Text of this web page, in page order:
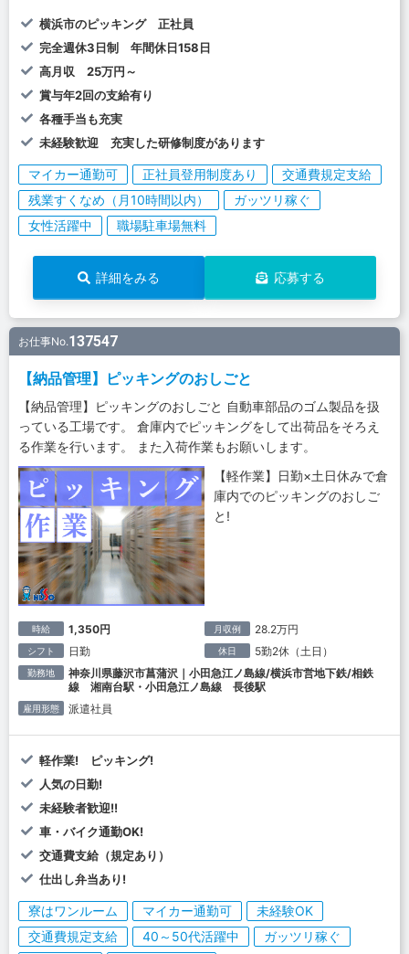
横浜市のピッキング 正社員
完全週休3日制 年間休日158日
高月収 25万円～
賞与年2回の支給有り
各種手当も充実
未経験歓迎 充実した研修制度があります
マイカー通勤可 正社員登用制度あり
交通費規定支給
残業すくなめ（月10時間以内）
ガッツリ稼ぐ
女性活躍中
職場駐車場無料
詳細をみる 応募する
お仕事No.137547
【納品管理】ピッキングのおしごと
【納品管理】ピッキングのおしごと 自動車部品のゴム製品を扱
っている工場です。 倉庫内でピッキングをして出荷品をそろえ
る作業を行います。 また入荷作業もお願いします。
【軽作業】日勤×土日休みで倉
庫内でのピッキングのおしご
と!
時給 1,350円 月収例 28.2万円
シフト 日勤 休日 5勤2休（土日）
勤務地
神奈川県藤沢市菖蒲沢｜小田急江ノ島線/横浜市営地下鉄/相鉄
線 湘南台駅・小田急江ノ島線 長後駅
雇用形態 派遣社員
軽作業! ピッキング!
人気の日勤!
未経験者歓迎!!
車・バイク通勤OK!
交通費支給（規定あり）
仕出し弁当あり!
寮はワンルーム マイカー通勤可
未経験OK
交通費規定支給
40～50代活躍中 ガッツリ稼ぐ